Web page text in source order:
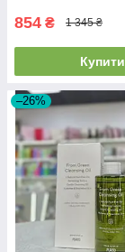
854 ₴ 1 345 ₴
Купити
–26%